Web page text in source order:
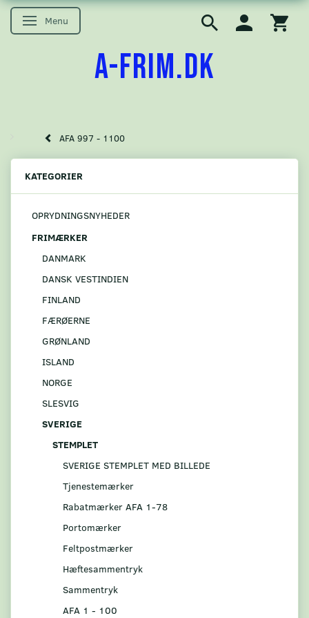
Skifte navigation
Menu
A-FRIM.DK
AFA 997 - 1100
KATEGORIER
OPRYDNINGSNYHEDER
FRIMÆRKER
DANMARK
DANSK VESTINDIEN
FINLAND
FÆRØERNE
GRØNLAND
ISLAND
NORGE
SLESVIG
SVERIGE
STEMPLET
SVERIGE STEMPLET MED BILLEDE
Tjenestemærker
Rabatmærker AFA 1-78
Portomærker
Feltpostmærker
Hæftesammentryk
Sammentryk
AFA 1 - 100